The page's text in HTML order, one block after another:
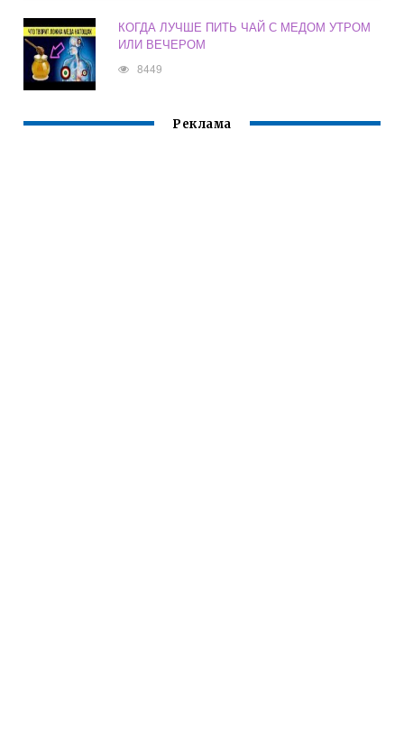
КОГДА ЛУЧШЕ ПИТЬ ЧАЙ С МЕДОМ УТРОМ
ИЛИ ВЕЧЕРОМ
8449
Реклама